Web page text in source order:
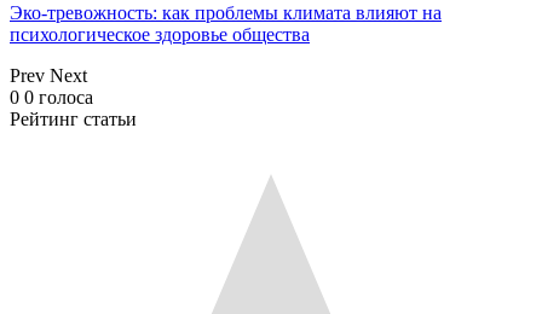
Эко-тревожность: как проблемы климата влияют на
психологическое здоровье общества
Prev Next
0 0 голоса
Рейтинг статьи